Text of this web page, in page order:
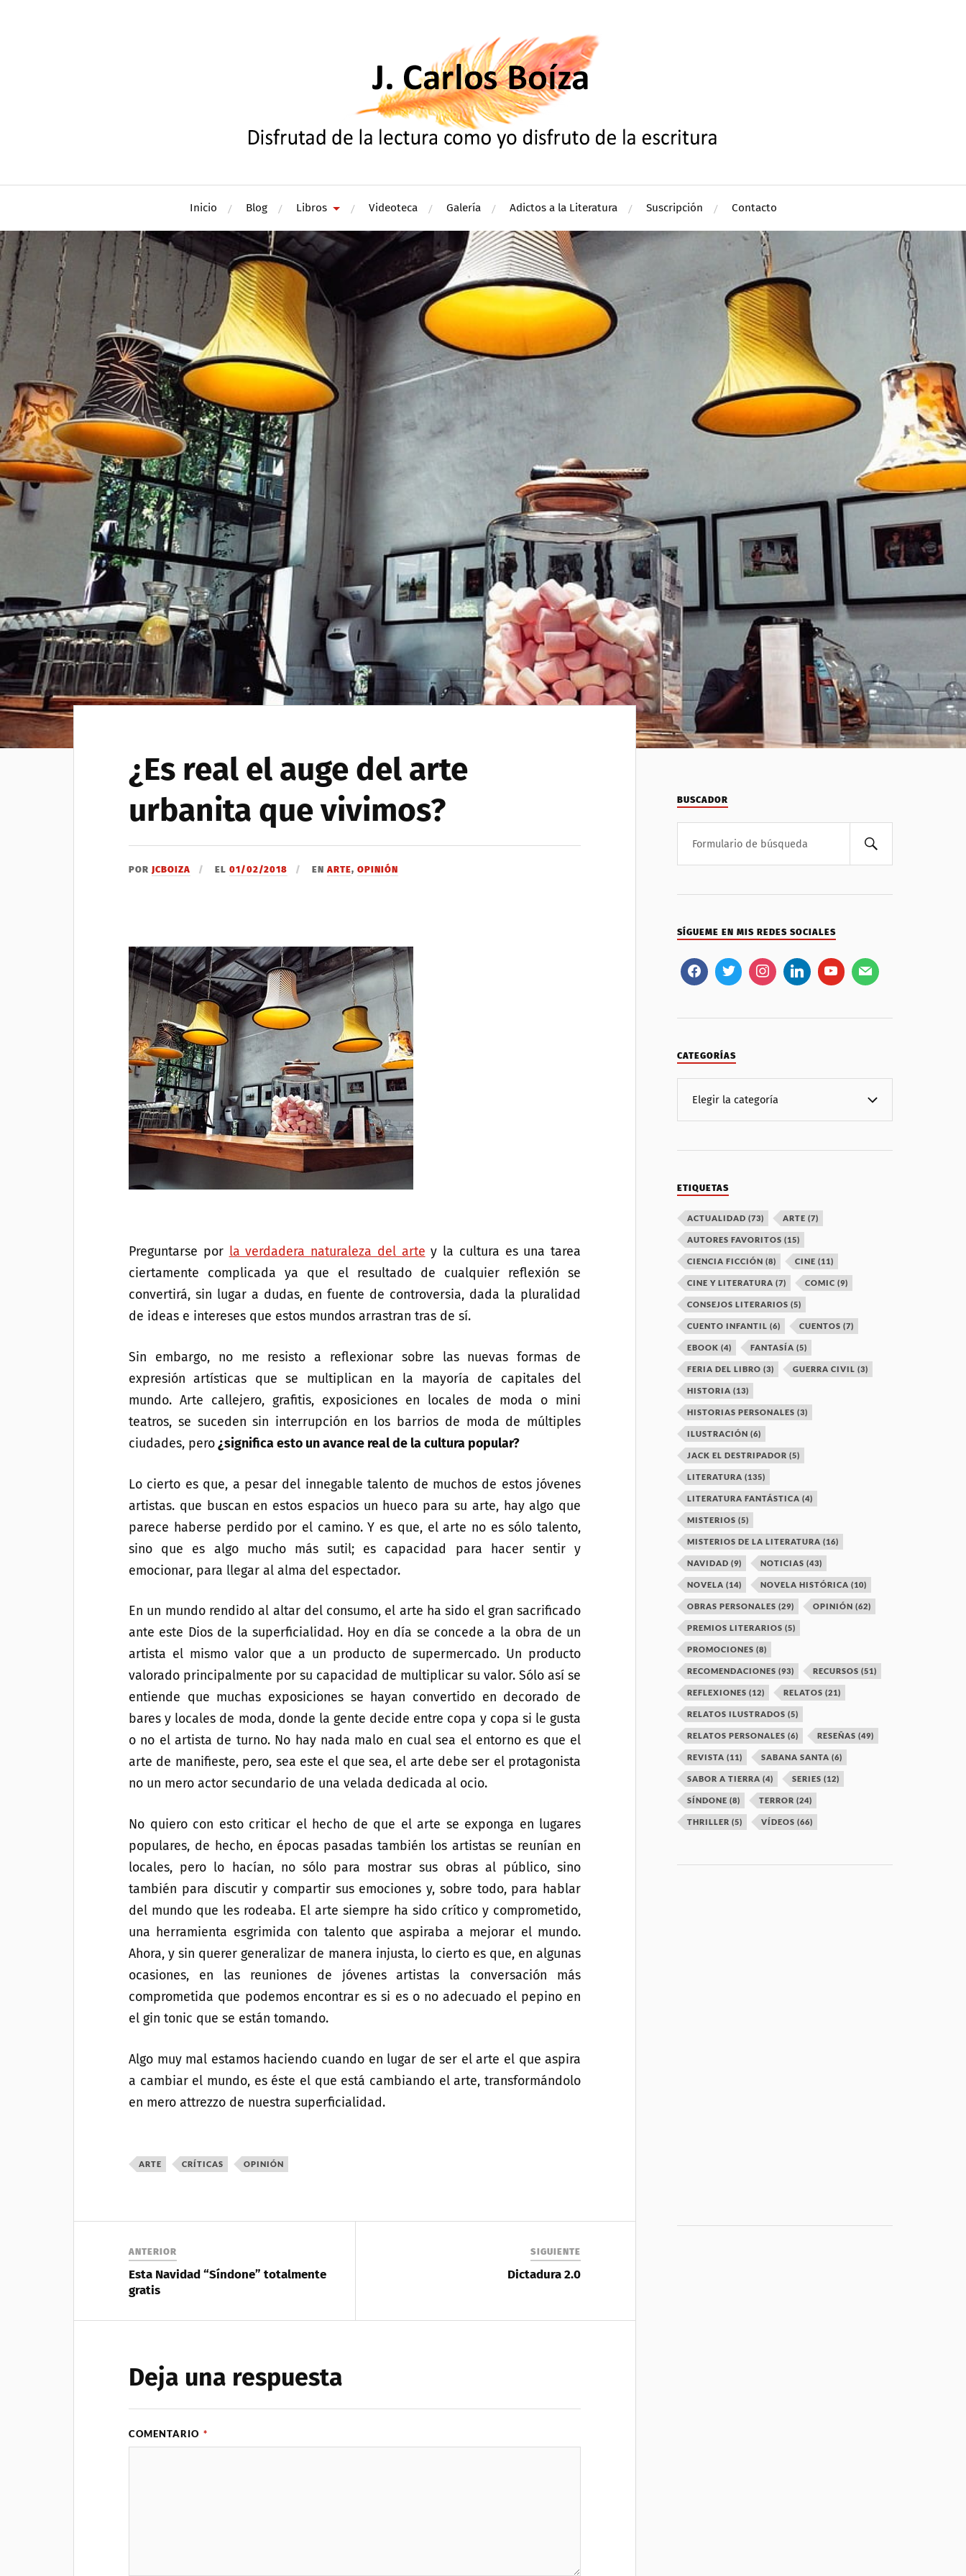
Inicio Blog Libros Videoteca Galería Adictos a la Literatura Suscripción Contacto
¿Es real el auge del arte
urbanita que vivimos?
PORJCBOIZA EL01/02/2018 ENARTE,OPINIÓN
Preguntarse por la verdadera naturaleza del arte y la cultura es una tarea
ciertamente complicada ya que el resultado de cualquier reflexión se
convertirá, sin lugar a dudas, en fuente de controversia, dada la pluralidad
de ideas e intereses que estos mundos arrastran tras de sí.
Sin embargo, no me resisto a reflexionar sobre las nuevas formas de
expresión artísticas que se multiplican en la mayoría de capitales del
mundo. Arte callejero, grafitis, exposiciones en locales de moda o mini
teatros, se suceden sin interrupción en los barrios de moda de múltiples
ciudades, pero¿significa esto un avance real de la cultura popular?
Lo cierto es que, a pesar del innegable talento de muchos de estos jóvenes
artistas. que buscan en estos espacios un hueco para su arte, hay algo que
parece haberse perdido por el camino. Y es que, el arte no es sólo talento,
sino que es algo mucho más sutil; es capacidad para hacer sentir y
emocionar, para llegar al alma del espectador.
En un mundo rendido al altar del consumo, el arte ha sido el gran sacrificado
ante este Dios de la superficialidad. Hoy en día se concede a la obra de un
artista el mismo valor que a un producto de supermercado. Un producto
valorado principalmente por su capacidad de multiplicar su valor. Sólo así se
entiende que muchas exposiciones se hayan convertido en decorado de
bares y locales de moda, donde la gente decide entre copa y copa si le gusta
o no el artista de turno. No hay nada malo en cual sea el entorno es que el
arte de manifieste, pero, sea este el que sea, el arte debe ser el protagonista
no un mero actor secundario de una velada dedicada al ocio.
No quiero con esto criticar el hecho de que el arte se exponga en lugares
populares, de hecho, en épocas pasadas también los artistas se reunían en
locales, pero lo hacían, no sólo para mostrar sus obras al público, sino
también para discutir y compartir sus emociones y, sobre todo, para hablar
del mundo que les rodeaba. El arte siempre ha sido crítico y comprometido,
una herramienta esgrimida con talento que aspiraba a mejorar el mundo.
Ahora, y sin querer generalizar de manera injusta, lo cierto es que, en algunas
ocasiones, en las reuniones de jóvenes artistas la conversación más
comprometida que podemos encontrar es si es o no adecuado el pepino en
el gin tonic que se están tomando.
Algo muy mal estamos haciendo cuando en lugar de ser el arte el que aspira
a cambiar el mundo, es éste el que está cambiando el arte, transformándolo
en mero attrezzo de nuestra superficialidad.
ARTE CRÍTICAS OPINIÓN
ANTERIOR
Esta Navidad “Síndone” totalmente
gratis
SIGUIENTE
Dictadura 2.0
Deja una respuesta
COMENTARIO *
BUSCADOR
SÍGUEME EN MIS REDES SOCIALES
CATEGORÍAS
ETIQUETAS
ACTUALIDAD (73) ARTE (7)
AUTORES FAVORITOS (15)
CIENCIA FICCIÓN (8) CINE (11)
CINE Y LITERATURA (7) COMIC (9)
CONSEJOS LITERARIOS (5)
CUENTO INFANTIL (6) CUENTOS (7)
EBOOK (4) FANTASÍA (5)
FERIA DEL LIBRO (3) GUERRA CIVIL (3)
HISTORIA (13)
HISTORIAS PERSONALES (3)
ILUSTRACIÓN (6)
JACK EL DESTRIPADOR (5)
LITERATURA (135)
LITERATURA FANTÁSTICA (4)
MISTERIOS (5)
MISTERIOS DE LA LITERATURA (16)
NAVIDAD (9) NOTICIAS (43)
NOVELA (14) NOVELA HISTÓRICA (10)
OBRAS PERSONALES (29) OPINIÓN (62)
PREMIOS LITERARIOS (5)
PROMOCIONES (8)
RECOMENDACIONES (93) RECURSOS (51)
REFLEXIONES (12) RELATOS (21)
RELATOS ILUSTRADOS (5)
RELATOS PERSONALES (6) RESEÑAS (49)
REVISTA (11) SABANA SANTA (6)
SABOR A TIERRA (4) SERIES (12)
SÍNDONE (8) TERROR (24)
THRILLER (5) VÍDEOS (66)